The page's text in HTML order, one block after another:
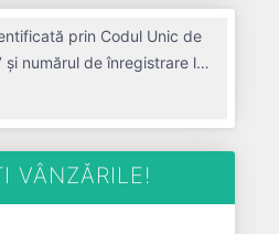
prin Codul Unic de
numărul de înregistrare la
si tutun avand codul
în zona de Centru
VÂNZĂRILE!